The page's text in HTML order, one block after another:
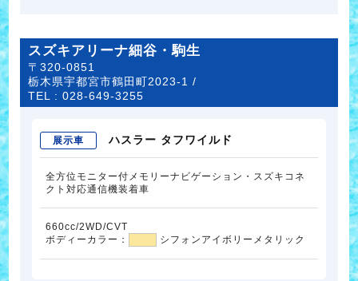
スズキアリーナ細谷・駒生
〒320-0851
栃木県宇都宮市鶴田町2023-1 /
TEL :028-649-3255
展示車 ハスラー タフワイルド
全方位モニター付メモリーナビゲーション・スズキコネ
クト対応通信機装着車
660cc/2WD/CVT
ボディーカラー：
シフォンアイボリーメタリック